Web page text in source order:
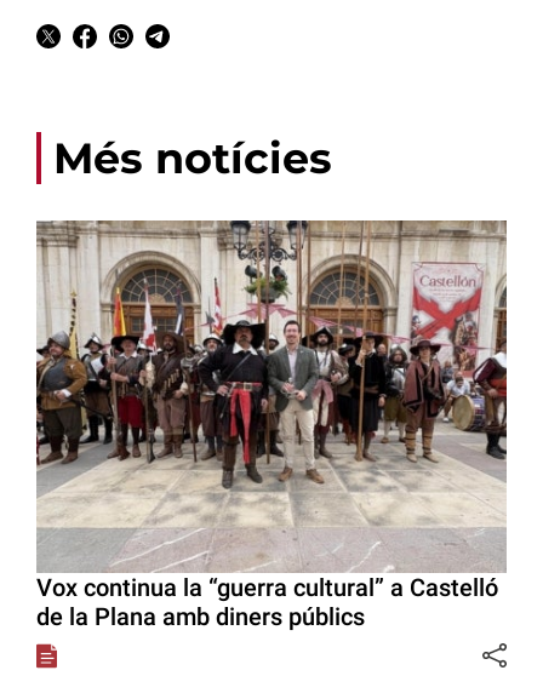
Més notícies
Vox continua la “guerra cultural” a Castelló
de la Plana amb diners públics